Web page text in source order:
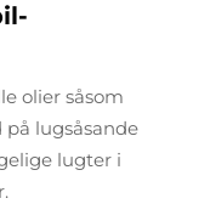
olier såsom
på lugsåsande
lugter i